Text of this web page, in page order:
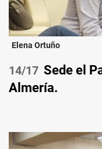
Elena Ortuño
/17 Sede el
Almería.